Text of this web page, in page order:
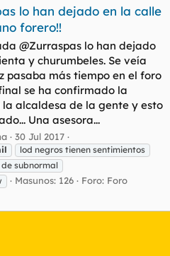
lo han dejado en la calle
forero!!
@Zurraspas lo han dejado
y churumbeles. Se veía
pasaba más tiempo en el foro
se ha confirmado la
alcaldesa de la gente y esto
Una asesora...
30 Jul 2017
lod negros tienen sentimientos
subnormal
Masunos: 126 Foro: Foro